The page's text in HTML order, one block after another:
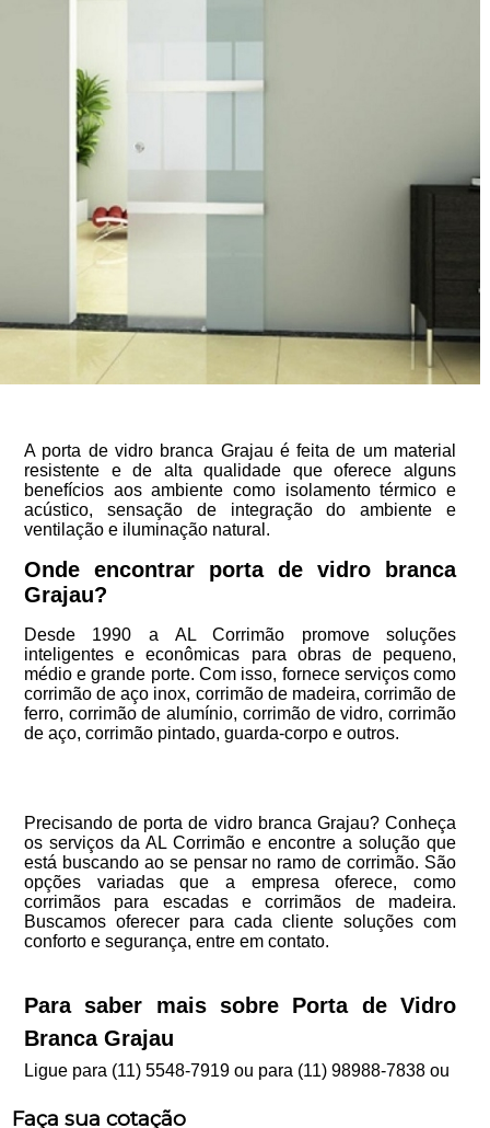
A porta de vidro branca Grajau é feita de um material
resistente e de alta qualidade que oferece alguns
benefícios aos ambiente como isolamento térmico e
acústico, sensação de integração do ambiente e
ventilação e iluminação natural.
Onde encontrar porta de vidro branca
Grajau?
Desde 1990 a AL Corrimão promove soluções
inteligentes e econômicas para obras de pequeno,
médio e grande porte. Com isso, fornece serviços como
corrimão de aço inox, corrimão de madeira, corrimão de
ferro, corrimão de alumínio, corrimão de vidro, corrimão
de aço, corrimão pintado, guarda-corpo e outros.
Precisando de porta de vidro branca Grajau? Conheça
os serviços da AL Corrimão e encontre a solução que
está buscando ao se pensar no ramo de corrimão. São
opções variadas que a empresa oferece, como
corrimãos para escadas e corrimãos de madeira.
Buscamos oferecer para cada cliente soluções com
conforto e segurança, entre em contato.
Para saber mais sobre Porta de Vidro
Branca Grajau
Ligue para (11) 5548-7919ou para (11) 98988-7838ou
Faça sua cotação